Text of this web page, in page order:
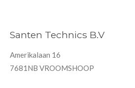
Santen Technics B.V
Amerikalaan 16
7681NB VROOMSHOOP